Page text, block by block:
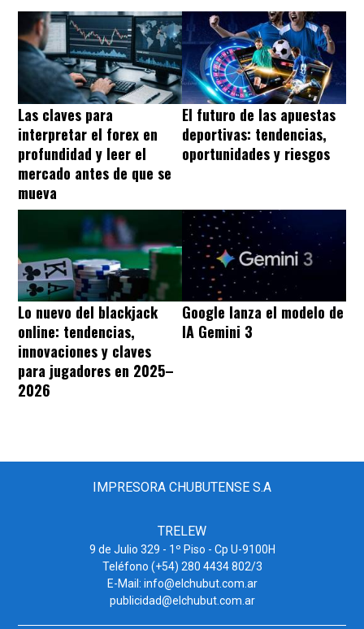
Las claves para
interpretar el forex en
profundidad y leer el
mercado antes de que se
mueva
El futuro de las apuestas
deportivas: tendencias,
oportunidades y riesgos
Lo nuevo del blackjack
online: tendencias,
innovaciones y claves
para jugadores en 2025–
2026
Google lanza el modelo de
IA Gemini 3
IMPRESORA CHUBUTENSE S.A
TRELEW
9 de Julio 329 - 1º Piso - Cp U-9100H
Teléfono (+54) 280 4434 802/3
E-Mail: info@elchubut.com.ar
publicidad@elchubut.com.ar